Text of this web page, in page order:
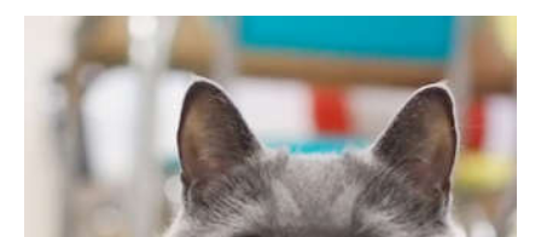
pecodogs
いぬ部をフォロー
ねこ部をフォロー
アプリをダウンロードする